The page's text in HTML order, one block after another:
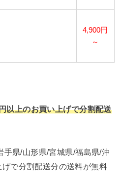
4,900円
～
以上のお買い上げで分割配送
県/山形県/宮城県/福島県/沖
で分割配送分の送料が無料